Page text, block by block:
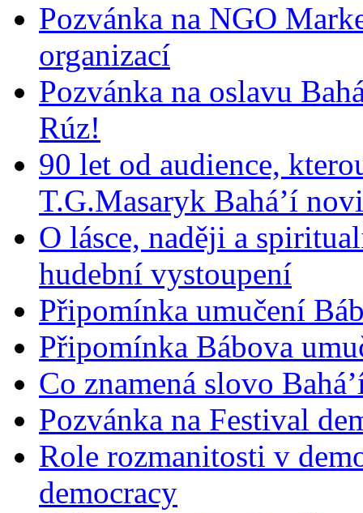
Pozvánka na NGO
organizací
Pozvánka na oslavu
Rúz!
90 let od audience,
T.G.Masaryk Bahá’í
O lásce, naději a
hudební vystoupení
Připomínka umučení
Připomínka Bábova
Co znamená slovo
Pozvánka na Festival
Role rozmanitosti v
democracy